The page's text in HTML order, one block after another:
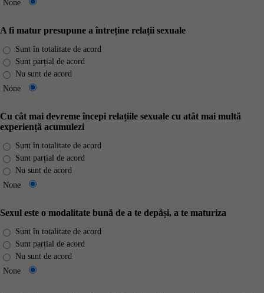
None
A fi matur presupune a întreține relații sexuale
Sunt în totalitate de acord
Sunt parțial de acord
Nu sunt de acord
None
Cu cât mai devreme începi relațiile sexuale cu atât mai multă
experiență acumulezi
Sunt în totalitate de acord
Sunt parțial de acord
Nu sunt de acord
None
Sexul este o modalitate bună de a te depăși, a te maturiza
Sunt în totalitate de acord
Sunt parțial de acord
Nu sunt de acord
None